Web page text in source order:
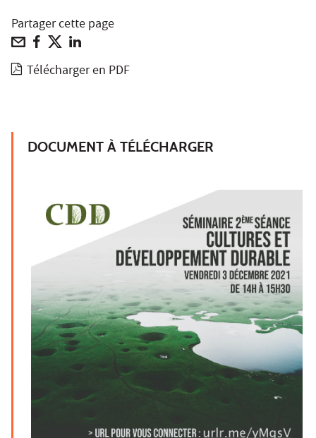
Partager cette page
Télécharger en PDF
DOCUMENT À TÉLÉCHARGER